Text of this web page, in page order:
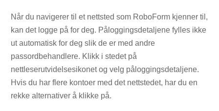
Når du navigerer til et nettsted som RoboForm kjenner til,
kan det logge på for deg. Påloggingsdetaljene fylles ikke
ut automatisk for deg slik de er med andre
passordbehandlere. Klikk i stedet på
nettleserutvidelsesikonet og velg påloggingsdetaljene.
Hvis du har flere kontoer med det nettstedet, har du en
rekke alternativer å klikke på.